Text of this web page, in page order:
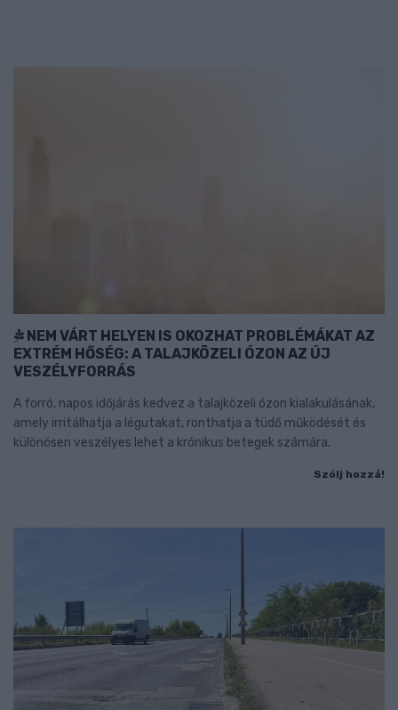
NEM VÁRT HELYEN IS OKOZHAT PROBLÉMÁKAT AZ
EXTRÉM HŐSÉG: A TALAJKÖZELI ÓZON AZ ÚJ
VESZÉLYFORRÁS
A forró, napos időjárás kedvez a talajközeli ózon kialakulásának,
amely irritálhatja a légutakat, ronthatja a tüdő működését és
különösen veszélyes lehet a krónikus betegek számára.
Szólj hozzá!